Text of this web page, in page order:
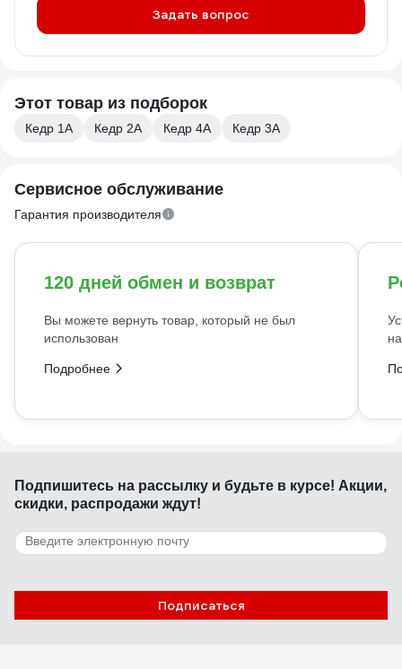
Задать вопрос
Этот товар из подборок
Кедр 1А Кедр 2А Кедр 4А Кедр 3А
Сервисное обслуживание
Гарантия производителя
120 дней обмен и возврат
Вы можете вернуть товар, который не был
использован
Подробнее
Подпишитесь на рассылку и будьте в курсе! Акции,
скидки, распродажи ждут!
Подписаться